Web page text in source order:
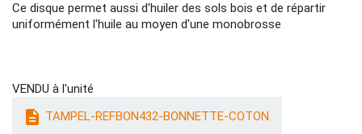
Ce disque permet aussi d'huiler des sols bois et de répartir
uniformément l'huile au moyen d'une monobrosse
VENDU à l'unité
 TAMPEL-REFBON432-BONNETTE-COTON.